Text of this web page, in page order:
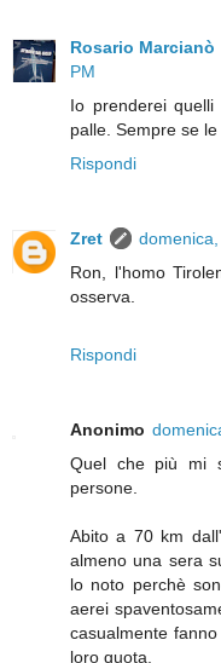
Rosario Marcianò
PM
Io prenderei
palle. Sempre se le
Rispondi
Zret
Ron, l'homo
osserva.
Rispondi
Anonimo
Quel che più mi
persone.
Abito a 70 km
almeno una sera
lo noto perchè
aerei
casualmente
loro quota.